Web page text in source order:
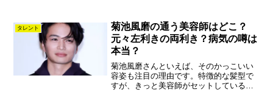
たのでしょう。太郎ここでは、王林さん
の気になる素顔に迫ってみ...
タレント
菊池風磨の通う美容師はどこ？
元々左利きの両利き？病気の噂は
本当？
菊池風磨さんといえば、そのかっこいい
容姿も注目の理由です。特徴的な髪型で
すが、きっと美容師がセットしているの